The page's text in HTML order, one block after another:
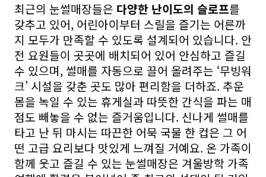
최근의 눈썰매장들은 다양한 난이도의 슬로프를
갖추고 있어, 어린아이부터 스릴을 즐기는 어른까
지 모두가 만족할 수 있도록 설계되어 있습니다. 안
전 요원들이 곳곳에 배치되어 있어 안심하고 즐길
수 있으며, 썰매를 자동으로 끌어 올려주는 ‘무빙워
크’ 시설을 갖춘 곳도 많아 편리함을 더하죠. 추운
몸을 녹일 수 있는 휴게실과 따뜻한 간식을 파는 매
점도 빼놓을 수 없는 즐거움입니다. 신나게 썰매를
타고 난 뒤 마시는 따끈한 어묵 국물 한 컵은 그 어
떤 고급 요리보다 맛있게 느껴질 거예요. 온 가족이
함께 웃고 즐길 수 있는 눈썰매장은 겨울방학 가족